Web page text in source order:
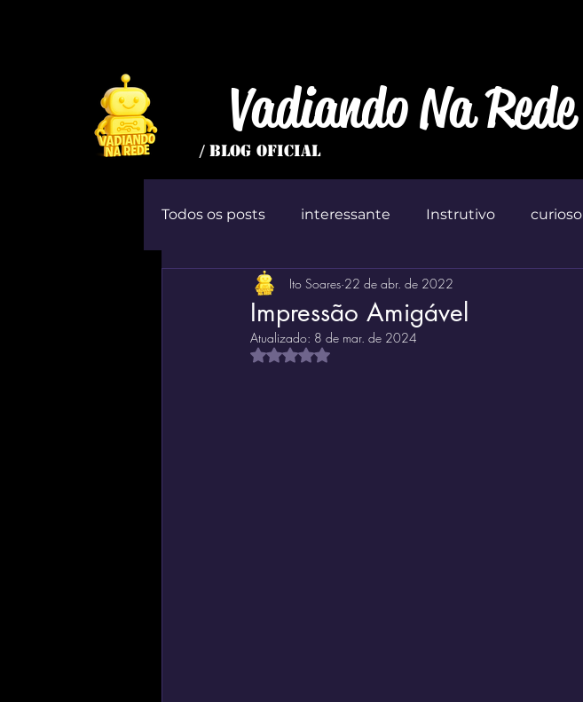
Vadiando Na Rede
/ BLOG OFICIAL
Todos os posts interessante Instrutivo curioso
Jogo ócio Marketin'
Impressão Amigável
Ito Soares 22 de abr. de 2022
Atualizado: 8 de mar. de 2024
Avaliado com NaN de 5 estrelas.